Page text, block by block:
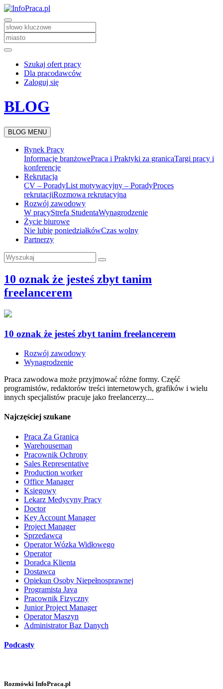
Szukaj ofert pracy
Dla pracodawców
Zaloguj się
BLOG
BLOG MENU
Rynek Pracy
Informacje branżowePraca i Praktyki za granicąTargi pracy i
konferencje
Rekrutacja
CV – PoradyList motywacyjny – PoradyProces
rekrutacjiRozmowa rekrutacyjna
Rozwój zawodowy
W pracyStrefa StudentaWynagrodzenie
Życie biurowe
Nie lubię poniedziałkówCzas wolny
Partnerzy
10 oznak że jesteś zbyt tanim
freelancerem
10 oznak że jesteś zbyt tanim freelancerem
Rozwój zawodowy
Wynagrodzenie
Praca zawodowa może przyjmować różne formy. Część
programistów, redaktorów treści internetowych, grafików i wielu
innych specjalistów pracuje jako freelancerzy....
Najczęściej szukane
Praca Za Granicą
Warehouseman
Pracownik Ochrony
Sales Representative
Production worker
Office Manager
Księgowy
Lekarz Medycyny Pracy
Doctor
Key Account Manager
Project Manager
Sprzedawca
Operator Wózka Widłowego
Operator
Doradca Klienta
Dostawca
Opiekun Osoby Niepełnosprawnej
Programista Java
Pracownik Fizyczny
Junior Project Manager
Operator Maszyn
Administrator Baz Danych
Podcasty
Rozmówki InfoPraca.pl